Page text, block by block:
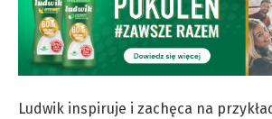
Ludwik inspiruje i zachęca na